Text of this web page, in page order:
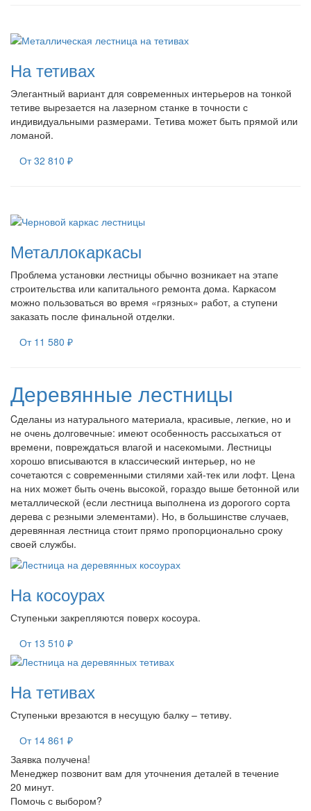
На тетивах
Элегантный вариант для современных интерьеров на тонкой
тетиве вырезается на лазерном станке в точности с
индивидуальными размерами. Тетива может быть прямой или
ломаной.
От 32 810 ₽
Металлокаркасы
Проблема установки лестницы обычно возникает на этапе
строительства или капитального ремонта дома. Каркасом
можно пользоваться во время «грязных» работ, а ступени
заказать после финальной отделки.
От 11 580 ₽
Деревянные лестницы
Cделаны из натурального материала, красивые, легкие, но и
не очень долговечные: имеют особенность рассыхаться от
времени, повреждаться влагой и насекомыми. Лестницы
хорошо вписываются в классический интерьер, но не
сочетаются с современными стилями хай-тек или лофт. Цена
на них может быть очень высокой, гораздо выше бетонной или
металлической (если лестница выполнена из дорогого сорта
дерева с резными элементами). Но, в большинстве случаев,
деревянная лестница стоит прямо пропорционально сроку
своей службы.
На косоурах
Ступеньки закрепляются поверх косоура.
От 13 510 ₽
На тетивах
Ступеньки врезаются в несущую балку – тетиву.
От 14 861 ₽
Заявка получена!
Менеджер позвонит вам для уточнения деталей в течение
20 минут.
Помочь с выбором?